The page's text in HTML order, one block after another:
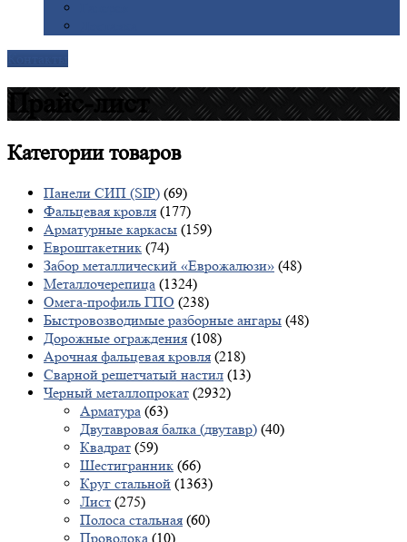
Прайс-лист
Категориитоваров
Панели СИП (SIP) (69)
Фальцевая кровля (177)
Арматурные каркасы (159)
Евроштакетник (74)
Забор металлический «Еврожалюзи» (48)
Металлочерепица (1324)
Омега-профиль ГПО (238)
Быстровозводимые разборные ангары (48)
Дорожные ограждения (108)
Арочная фальцевая кровля (218)
Сварной решетчатый настил (13)
Черный металлопрокат (2932)
Арматура (63)
Двутавровая балка (двутавр) (40)
Квадрат (59)
Шестигранник (66)
Круг стальной (1363)
Лист (275)
Полоса стальная (60)
Проволока (10)